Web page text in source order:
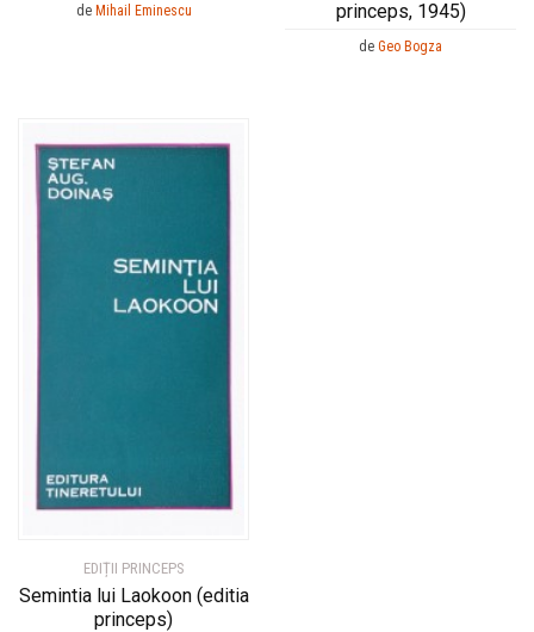
de Mihail Eminescu
princeps, 1945)
de Geo Bogza
EDIȚII PRINCEPS
Semintia lui Laokoon (editia
princeps)